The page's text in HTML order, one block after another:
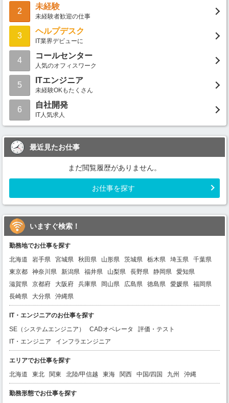
2
未経験
未経験者歓迎の仕事
3
ヘルプデスク
IT業界デビューに
4
コールセンター
人気のオフィスワーク
5
ITエンジニア
未経験OKもたくさん
6
自社開発
IT人気求人
最近見たお仕事
まだ閲覧履歴がありません。
お仕事を探す
いますぐ検索！
勤務地でお仕事を探す
北海道
岩手県 宮城県 秋田県 山形県 茨城県 栃木県 埼玉県
千葉県
東京都
神奈川県 新潟県 福井県 山梨県 長野県 静岡県
愛知県
滋賀県
京都府 大阪府 兵庫県 岡山県 広島県 徳島県 愛媛県
福岡県
長崎県
大分県 沖縄県
IT・エンジニアのお仕事を探す
SE（システムエンジニア）
CADオペレータ
評価・テスト
IT・エンジニア
インフラエンジニア
エリアでお仕事を探す
北海道
東北 関東 北陸/甲信越 東海 関西 中国/四国 九州 沖縄
勤務形態でお仕事を探す